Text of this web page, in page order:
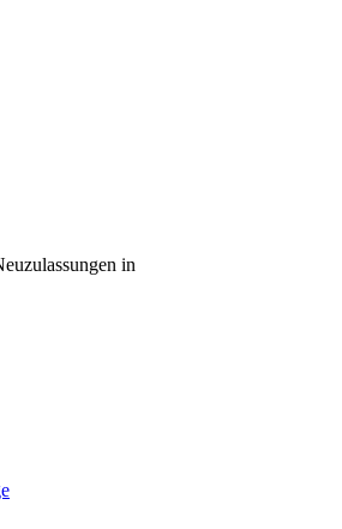
in